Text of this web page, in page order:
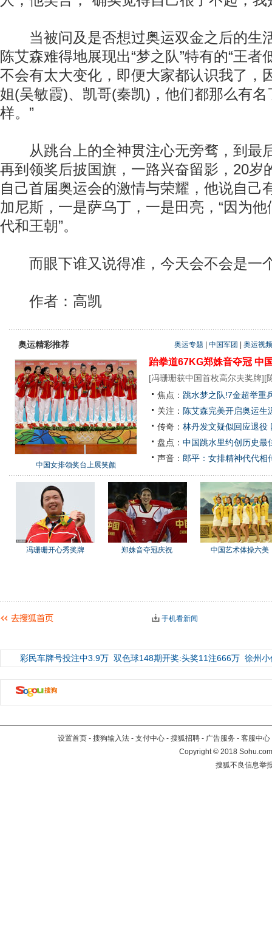
当被问及是否想过奥运双金之后的生
陈艾森难得地展现出“梦之队”特有的“王者
不会有太大变化，即便大家都认识我了，
姐(吴敏霞)、凯哥(秦凯)，他们都那么有
样。”
从跳台上的全神贯注心无旁骛，到最
再到领奖后披国旗，一路兴奋留影，20岁
自己首届奥运会的激情与荣耀，他说自己
加尼斯，一是萨乌丁，一是田亮，“因为
代和王朝”。
而眼下谁又说得准，今天会不会是一
作者：高凯
奥运精彩推荐 奥运专题 中国军团 奥运视频
中国女排领奖台上展笑颜
跆拳道67KG郑姝音夺冠 中
[冯珊珊获中国首枚高尔夫奖牌][
焦点： 跳水梦之队!7金超举重
关注： 陈艾森完美开启奥运
传奇： 林丹发文疑似回应退役
盘点： 中国跳水里约创历史最
声音： 郎平：女排精神代代相
冯珊珊开心秀奖牌 郑姝音夺冠庆祝 中国艺术体操六美
手机看新闻
彩民车牌号投注中3.9万 双色球148期开奖:头奖11注666万 徐州
设置首页 - 搜狗输入法 - 支付中心 - 搜狐招聘 - 广告服务 - 客服中心
Copyright©2018
搜狐不良信息举